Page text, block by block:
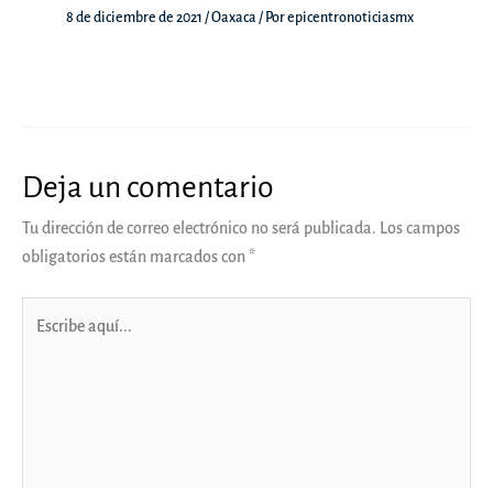
8 de diciembre de 2021 /Oaxaca / Porepicentronoticiasmx
Deja un comentario
Tu dirección de correo electrónico no será publicada. Los campos
obligatorios están marcados con*